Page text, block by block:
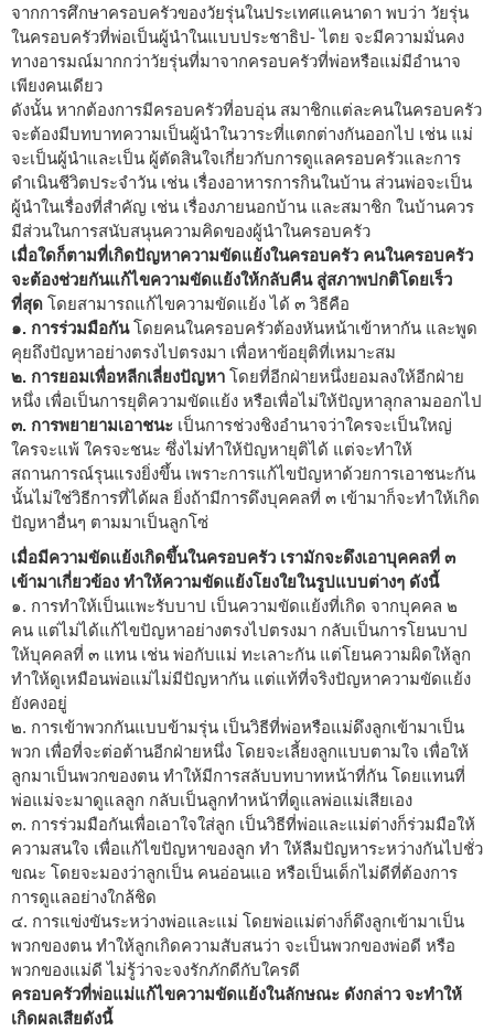
จากการศึกษาครอบครัวของวัยรุ่นในประเทศแคนาดา พบว่า วัยรุ่น
ในครอบครัวที่พ่อเป็นผู้นำในแบบประชาธิป- ไตย จะมีความมั่นคง
ทางอารมณ์มากกว่าวัยรุ่นที่มาจากครอบครัวที่พ่อหรือแม่มีอำนาจ
เพียงคนเดียว
ดังนั้น หากต้องการมีครอบครัวที่อบอุ่น สมาชิกแต่ละคนในครอบครัว
จะต้องมีบทบาทความเป็นผู้นำในวาระที่แตกต่างกันออกไป เช่น แม่
จะเป็นผู้นำและเป็น ผู้ตัดสินใจเกี่ยวกับการดูแลครอบครัวและการ
ดำเนินชีวิตประจำวัน เช่น เรื่องอาหารการกินในบ้าน ส่วนพ่อจะเป็น
ผู้นำในเรื่องที่สำคัญ เช่น เรื่องภายนอกบ้าน และสมาชิก ในบ้านควร
มีส่วนในการสนับสนุนความคิดของผู้นำในครอบครัว
เมื่อใดก็ตามที่เกิดปัญหาความขัดแย้งในครอบครัว คนในครอบครัว
จะต้องช่วยกันแก้ไขความขัดแย้งให้กลับคืน สู่สภาพปกติโดยเร็ว
ที่สุด โดยสามารถแก้ไขความขัดแย้ง ได้ ๓ วิธีคือ
๑. การร่วมมือกันโดยคนในครอบครัวต้องหันหน้าเข้าหากัน และพูด
คุยถึงปัญหาอย่างตรงไปตรงมา เพื่อหาข้อยุติที่เหมาะสม
๒. การยอมเพื่อหลีกเลี่ยงปัญหา โดยที่อีกฝ่ายหนึ่งยอมลงให้อีกฝ่าย
หนึ่ง เพื่อเป็นการยุติความขัดแย้ง หรือเพื่อไม่ให้ปัญหาลุกลามออกไป
๓. การพยายามเอาชนะ เป็นการช่วงชิงอำนาจว่าใครจะเป็นใหญ่
ใครจะแพ้ ใครจะชนะ ซึ่งไม่ทำให้ปัญหายุติได้ แต่จะทำให้
สถานการณ์รุนแรงยิ่งขึ้น เพราะการแก้ไขปัญหาด้วยการเอาชนะกัน
นั้นไม่ใช่วิธีการที่ได้ผล ยิ่งถ้ามีการดึงบุคคลที่ ๓ เข้ามาก็จะทำให้เกิด
ปัญหาอื่นๆ ตามมาเป็นลูกโซ่
เมื่อมีความขัดแย้งเกิดขึ้นในครอบครัว เรามักจะดึงเอาบุคคลที่ ๓
เข้ามาเกี่ยวข้อง ทำให้ความขัดแย้งโยงใยในรูปแบบต่างๆ ดังนี้
๑. การทำให้เป็นแพะรับบาป เป็นความขัดแย้งที่เกิด จากบุคคล ๒
คน แต่ไม่ได้แก้ไขปัญหาอย่างตรงไปตรงมา กลับเป็นการโยนบาป
ให้บุคคลที่ ๓ แทน เช่น พ่อกับแม่ ทะเลาะกัน แต่โยนความผิดให้ลูก
ทำให้ดูเหมือนพ่อแม่ไม่มีปัญหากัน แต่แท้ที่จริงปัญหาความขัดแย้ง
ยังคงอยู่
๒. การเข้าพวกกันแบบข้ามรุ่น เป็นวิธีที่พ่อหรือแม่ดึงลูกเข้ามาเป็น
พวก เพื่อที่จะต่อต้านอีกฝ่ายหนึ่ง โดยจะเลี้ยงลูกแบบตามใจ เพื่อให้
ลูกมาเป็นพวกของตน ทำให้มีการสลับบทบาทหน้าที่กัน โดยแทนที่
พ่อแม่จะมาดูแลลูก กลับเป็นลูกทำหน้าที่ดูแลพ่อแม่เสียเอง
๓. การร่วมมือกันเพื่อเอาใจใส่ลูก เป็นวิธีที่พ่อและแม่ต่างก็ร่วมมือให้
ความสนใจ เพื่อแก้ไขปัญหาของลูก ทำ ให้ลืมปัญหาระหว่างกันไปชั่ว
ขณะ โดยจะมองว่าลูกเป็น คนอ่อนแอ หรือเป็นเด็กไม่ดีที่ต้องการ
การดูแลอย่างใกล้ชิด
๔. การแข่งขันระหว่างพ่อและแม่ โดยพ่อแม่ต่างก็ดึงลูกเข้ามาเป็น
พวกของตน ทำให้ลูกเกิดความสับสนว่า จะเป็นพวกของพ่อดี หรือ
พวกของแม่ดี ไม่รู้ว่าจะจงรักภักดีกับใครดี
ครอบครัวที่พ่อแม่แก้ไขความขัดแย้งในลักษณะ ดังกล่าว จะทำให้
เกิดผลเสียดังนี้